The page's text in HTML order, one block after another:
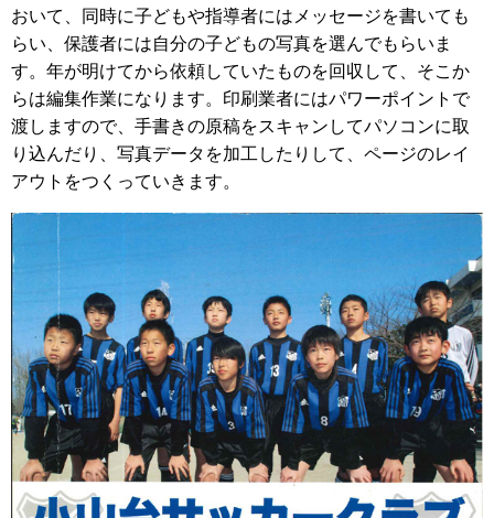
おいて、同時に子どもや指導者にはメッセージを書いても
らい、保護者には自分の子どもの写真を選んでもらいま
す。年が明けてから依頼していたものを回収して、そこか
らは編集作業になります。印刷業者にはパワーポイントで
渡しますので、手書きの原稿をスキャンしてパソコンに取
り込んだり、写真データを加工したりして、ページのレイ
アウトをつくっていきます。